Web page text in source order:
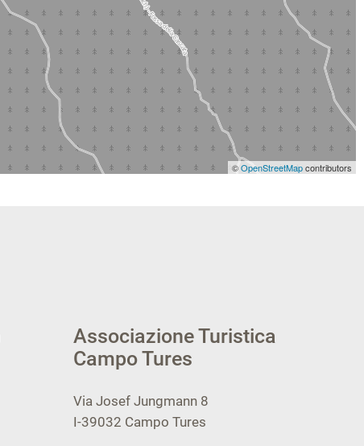
©OpenStreetMapcontributors
Associazione Turistica
Campo Tures
Via Josef Jungmann 8
I-39032 Campo Tures